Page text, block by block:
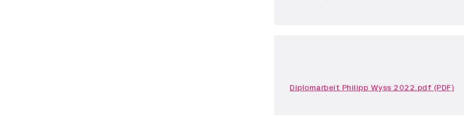
Diplomarbeit Philipp Wyss 2022.pdf (PDF)